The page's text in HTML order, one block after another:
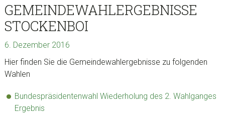
GEMEINDEWAHLERGEBNISSE
STOCKENBOI
6. Dezember 2016
Hier finden Sie die Gemeindewahlergebnisse zu folgenden
Wahlen
Bundespräsidentenwahl Wiederholung des 2. Wahlganges
Ergebnis